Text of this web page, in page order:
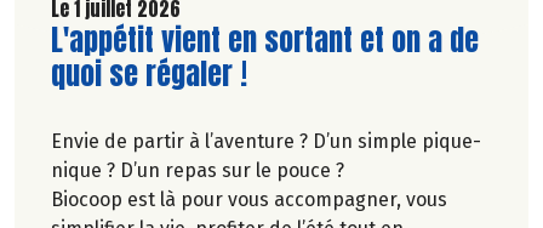
Le 1 juillet 2026
Lire la suite de l'article
L'appétit vient en sortant et on a de
quoi se régaler !
Envie de partir à l’aventure ? D’un simple pique-
nique ? D’un repas sur le pouce ?
Biocoop est là pour vous accompagner, vous